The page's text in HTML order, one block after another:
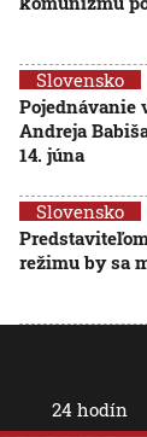
Slovensko
Pojednávanie
Andreja
14. júna
Slovensko
režimu by sa
24 hodín